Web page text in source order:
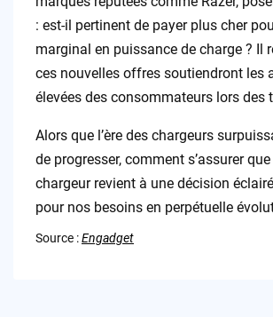
: est-il pertinent de payer plus cher
marginal en puissance de charge ? Il
ces nouvelles offres soutiendront les
élevées des consommateurs lors des
Alors que l’ère des chargeurs
de progresser, comment s’assurer
chargeur revient à une décision
pour nos besoins en perpétuelle
Source :Engadget